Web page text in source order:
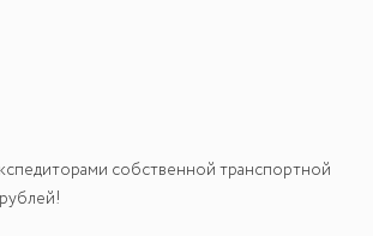
собственной транспортной